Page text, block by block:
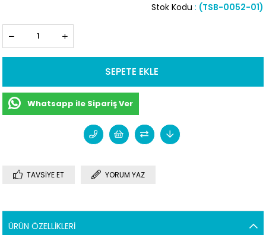
(TSB-0052-01)
Stok Kodu
Whatsapp ile Sipariş Ver
TAVSIYE ET YORUM YAZ
ÜRÜN ÖZELLIKLERI